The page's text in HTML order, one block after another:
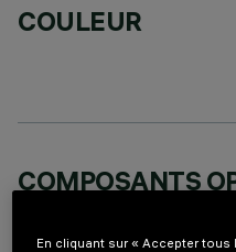
COULEUR
COMPOSANTS
En cliquant sur « Accepter